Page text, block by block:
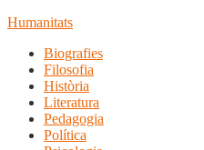
Humanitats
Biografies
Filosofia
Història
Literatura
Pedagogia
Política